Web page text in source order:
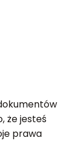
że jesteś
prawa